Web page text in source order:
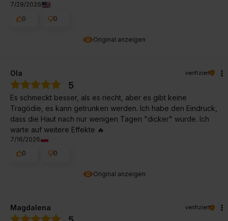
Original anzeigen
7/29/2026
0
0
Original anzeigen
Ola verifiziert
5
Es schmeckt besser, als es riecht, aber es gibt keine
Tragödie, es kann getrunken werden. Ich habe den Eindruck,
dass die Haut nach nur wenigen Tagen "dicker" wurde. Ich
warte auf weitere Effekte 🔥
7/16/2026
0
0
Magdalena verifiziert